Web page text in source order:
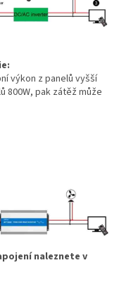
výkon z panelů vyšší
800W, pak zátěž může
naleznete v